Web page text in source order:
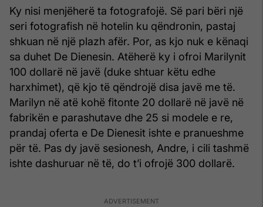
Ky nisi menjëherë ta fotografojë. Së pari bëri një
seri fotografish në hotelin ku qëndronin, pastaj
shkuan në një plazh afër. Por, as kjo nuk e kënaqi
sa duhet De Dienesin. Atëherë ky i ofroi Marilynit
100 dollarë në javë (duke shtuar këtu edhe
harxhimet), që kjo të qëndrojë disa javë me të.
Marilyn në atë kohë fitonte 20 dollarë në javë në
fabrikën e parashutave dhe 25 si modele e re,
prandaj oferta e De Dienesit ishte e pranueshme
për të. Pas dy javë sesionesh, Andre, i cili tashmë
ishte dashuruar në të, do t’i ofrojë 300 dollarë.